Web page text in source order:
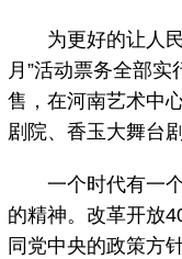
为更好的让人民
月”活动票务全部
售，在河南艺术中
剧院、香玉大舞台
一个时代有一个
的精神。改革开放
同党中央的政策方